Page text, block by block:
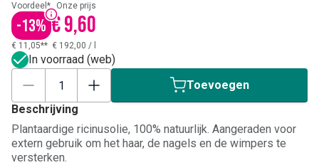
Voordeel*
-13%
Onze prijs
€ 9,60
€ 11,05** € 192,00 /
In voorraad (web)
Toevoegen
Beschrijving
Plantaardige ricinusolie, 100% natuurlijk. Aangeraden voor
extern gebruik om het haar, de nagels en de wimpers te
versterken.